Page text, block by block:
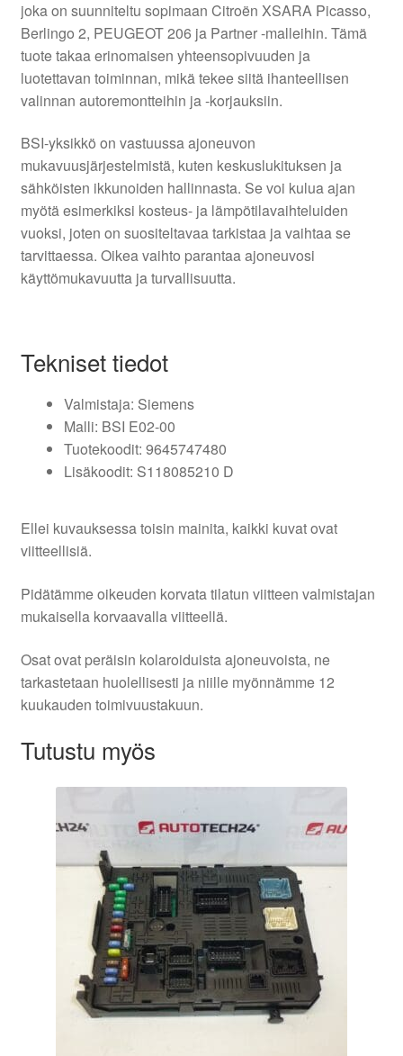
joka on suunniteltu sopimaan Citroën XSARA Picasso,
Berlingo 2, PEUGEOT 206 ja Partner -malleihin. Tämä
tuote takaa erinomaisen yhteensopivuuden ja
luotettavan toiminnan, mikä tekee siitä ihanteellisen
valinnan autoremontteihin ja -korjauksiin.
BSI-yksikkö on vastuussa ajoneuvon
mukavuusjärjestelmistä, kuten keskuslukituksen ja
sähköisten ikkunoiden hallinnasta. Se voi kulua ajan
myötä esimerkiksi kosteus- ja lämpötilavaihteluiden
vuoksi, joten on suositeltavaa tarkistaa ja vaihtaa se
tarvittaessa. Oikea vaihto parantaa ajoneuvosi
käyttömukavuutta ja turvallisuutta.
Tekniset tiedot
Valmistaja: Siemens
Malli: BSI E02-00
Tuotekoodit: 9645747480
Lisäkoodit: S118085210 D
Ellei kuvauksessa toisin mainita, kaikki kuvat ovat
viitteellisiä.
Pidätämme oikeuden korvata tilatun viitteen valmistajan
mukaisella korvaavalla viitteellä.
Osat ovat peräisin kolaroiduista ajoneuvoista, ne
tarkastetaan huolellisesti ja niille myönnämme 12
kuukauden toimivuustakuun.
Tutustu myös